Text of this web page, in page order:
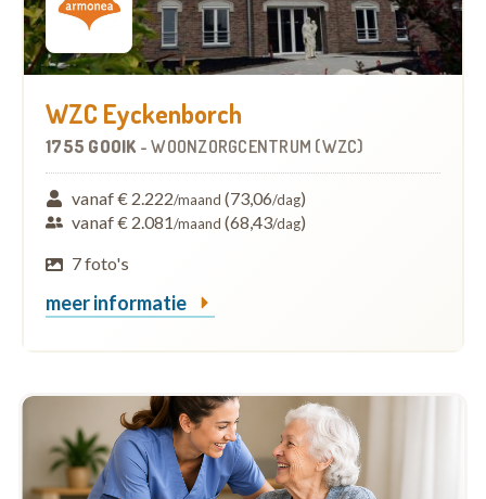
WZC Eyckenborch
1755 GOOIK -WOONZORGCENTRUM (WZC)
vanaf € 2.222/maand (73,06/dag)
vanaf € 2.081/maand (68,43/dag)
7 foto's
meer informatie